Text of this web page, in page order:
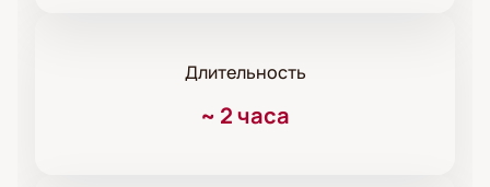
Длительность
~ 2 часа